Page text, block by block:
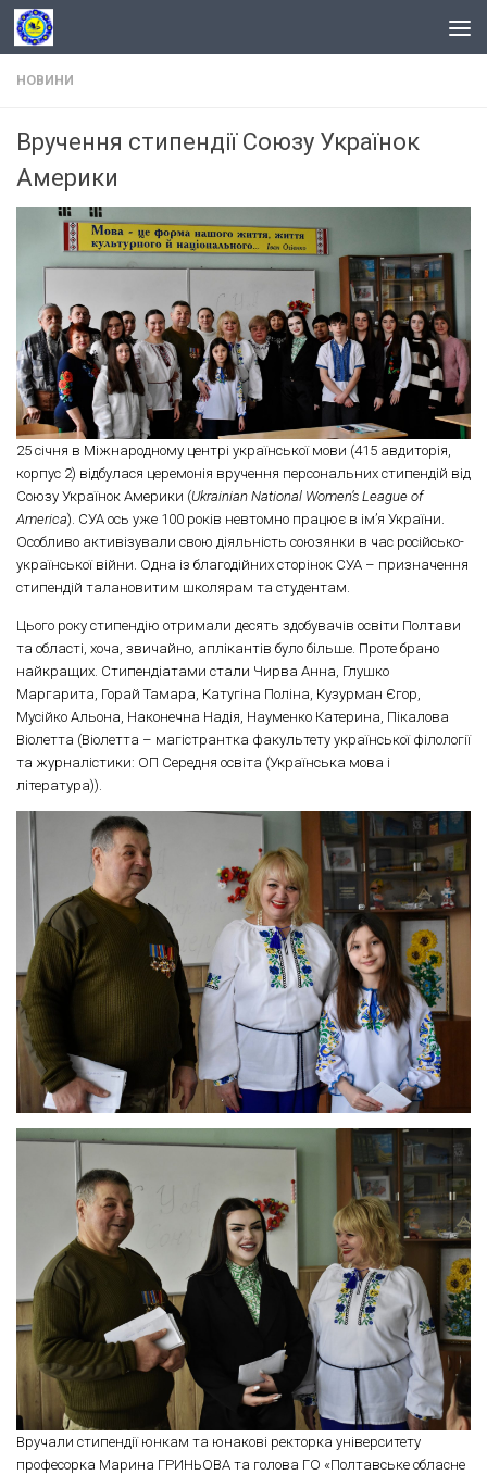
Skip to content
НОВИНИ
Вручення стипендії Союзу Українок
Америки
25 січня в Міжнародному центрі української мови (415 авдиторія,
корпус 2) відбулася церемонія вручення персональних стипендій від
Союзу Українок Америки (Ukrainian National Women’s League of
America). СУА ось уже 100 років невтомно працює в ім’я України.
Особливо активізували свою діяльність союзянки в час російсько-
української війни. Одна із благодійних сторінок СУА – призначення
стипендій талановитим школярам та студентам.
Цього року стипендію отримали десять здобувачів освіти Полтави
та області, хоча, звичайно, аплікантів було більше. Проте брано
найкращих. Стипендіатами стали Чирва Анна, Глушко
Маргарита, Горай Тамара, Катугіна Поліна, Кузурман Єгор,
Мусійко Альона, Наконечна Надія, Науменко Катерина, Пікалова
Віолетта (Віолетта – магістрантка факультету української філології
та журналістики: ОП Середня освіта (Українська мова і
література)).
Вручали стипендії юнкам та юнакові ректорка університету
професорка Марина ГРИНЬОВА та голова ГО «Полтавське обласне